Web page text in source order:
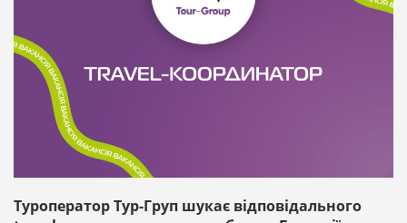
Туроператор Тур-Груп шукає відповідального